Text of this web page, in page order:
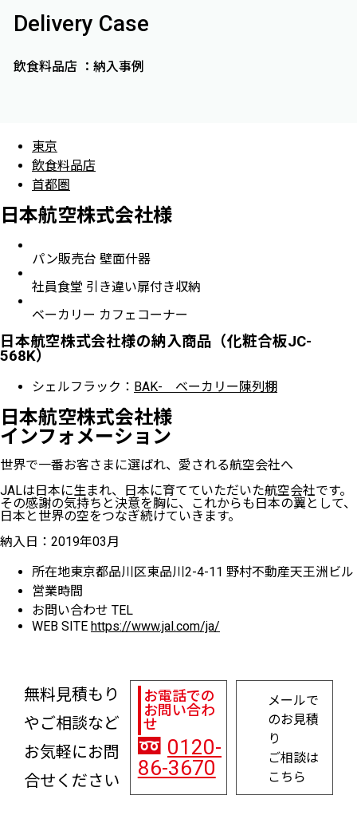
Delivery Case
飲食料品店 ：納入事例
東京
飲食料品店
首都圏
日本航空株式会社様
パン販売台 壁面什器
社員食堂 引き違い扉付き収納
ベーカリー カフェコーナー
日本航空株式会社様の納入商品（化粧合板JC-
568K）
シェルフラック： BAK- ベーカリー陳列棚
日本航空株式会社様
インフォメーション
世界で一番お客さまに選ばれ、愛される航空会社へ
JALは日本に生まれ、日本に育てていただいた航空会社です。
その感謝の気持ちと決意を胸に、これからも日本の翼として、
日本と世界の空をつなぎ続けていきます。
納入日：2019年03月
所在地東京都品川区東品川2-4-11 野村不動産天王洲ビル
営業時間
お問い合わせ TEL
WEB SITE https://www.jal.com/ja/
無料見積もり
やご相談など
お気軽にお問
合せください
お電話での
お問い合わ
せ
0120-
86-3670
メールで
のお見積
り
ご相談は
こちら